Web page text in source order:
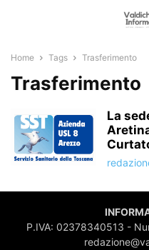
Home Tags Trasferimento
Trasferimento
La
P.IVA: 02378340513 -